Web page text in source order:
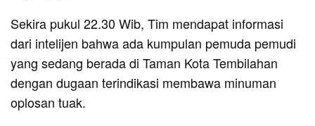
Sekira pukul 22.30 Wib, Tim mendapat informasi
dari intelijen bahwa ada kumpulan pemuda pemudi
yang sedang berada di Taman Kota Tembilahan
dengan dugaan terindikasi membawa minuman
oplosan tuak.